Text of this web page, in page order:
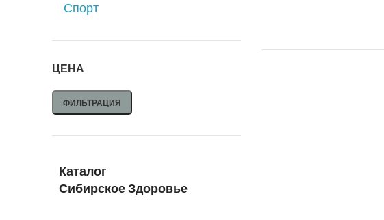
Спорт
ЦЕНА
ФИЛЬТРАЦИЯ
Каталог
Сибирское Здоровье